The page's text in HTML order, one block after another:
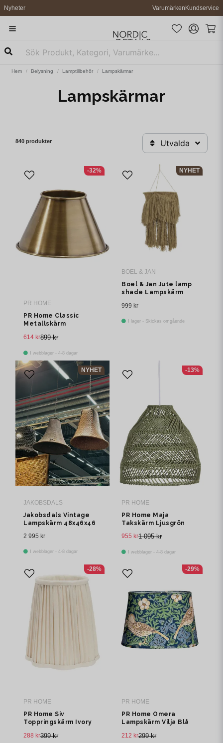
Nyheter VarumärkenKundservice
Hem Belysning Lamptillbehör Lampskärmar
Lampskärmar
840 produkter Utvalda
PR HOME
PR Home Classic
Metallskärm
899 kr
614 kr
I webblager - 4-8 dagar
-32%
BOEL & JAN
Boel & Jan Jute lamp
shade Lampskärm
999 kr
I lager - Skickas omgående
NYHET
JAKOBSDALS
Jakobsdals Vintage
Lampskärm 48x46x46
2 995 kr
I webblager - 4-8 dagar
NYHET
PR HOME
PR Home Maja
Takskärm Ljusgrön
1 095 kr
955 kr
I webblager - 4-8 dagar
-13%
PR HOME
PR Home Siv
Toppringskärm Ivory
399 kr
288 kr
-28%
PR HOME
PR Home Omera
Lampskärm Vilja Blå
299 kr
212 kr
-29%